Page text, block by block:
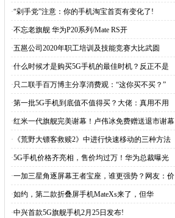
·“剁手党”注意：你的手机淘宝首页有变化了!
·不忘老旗舰 华为P20系列/Mate RS开
·五邕公司2020年职工培训及技能竞赛大比武圆
·什么时候才是购买5G手机的最佳时机？反正不是
·只二联手百万博主分享消费观：“这你买不买？”
·第一批5G手机到底值不值得买？大佬：真用不用
·红米一代旗舰完美谢幕！卢伟冰免费赠送退市谢幕
· 《荒野大镖客救赎2》中进行快速移动的三种方法
·5G手机价格齐亮相，售价均过万！华为总裁曝光
·一加三星角逐屏幕王者宝座，谁更强势？网友：价
·如约，第二款折叠屏手机MateXs来了，但华
·中兴首款5G旗舰手机2月25日发布!